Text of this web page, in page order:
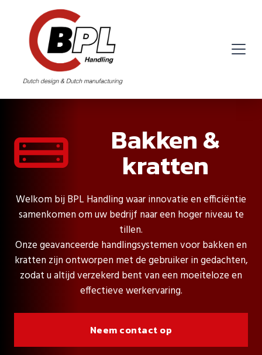
Bakken &
kratten
Welkom bij BPL Handling waar innovatie en efficiëntie
samenkomen om uw bedrijf naar een hoger niveau te
tillen.
Onze geavanceerde handlingsystemen voor bakken en
kratten zijn ontworpen met de gebruiker in gedachten,
zodat u altijd verzekerd bent van een moeiteloze en
effectieve werkervaring.
Neem contact op